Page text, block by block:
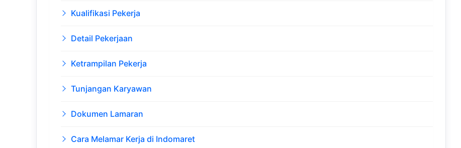
Kualifikasi Pekerja
Detail Pekerjaan
Ketrampilan Pekerja
Tunjangan Karyawan
Dokumen Lamaran
Cara Melamar Kerja di Indomaret